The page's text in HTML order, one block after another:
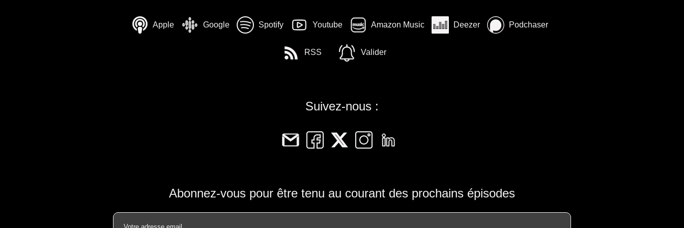
Apple Google Spotify Youtube Amazon Music Deezer Podchaser
RSS Valider
Suivez-nous :
Abonnez-vous pour être tenu au courant des prochains épisodes